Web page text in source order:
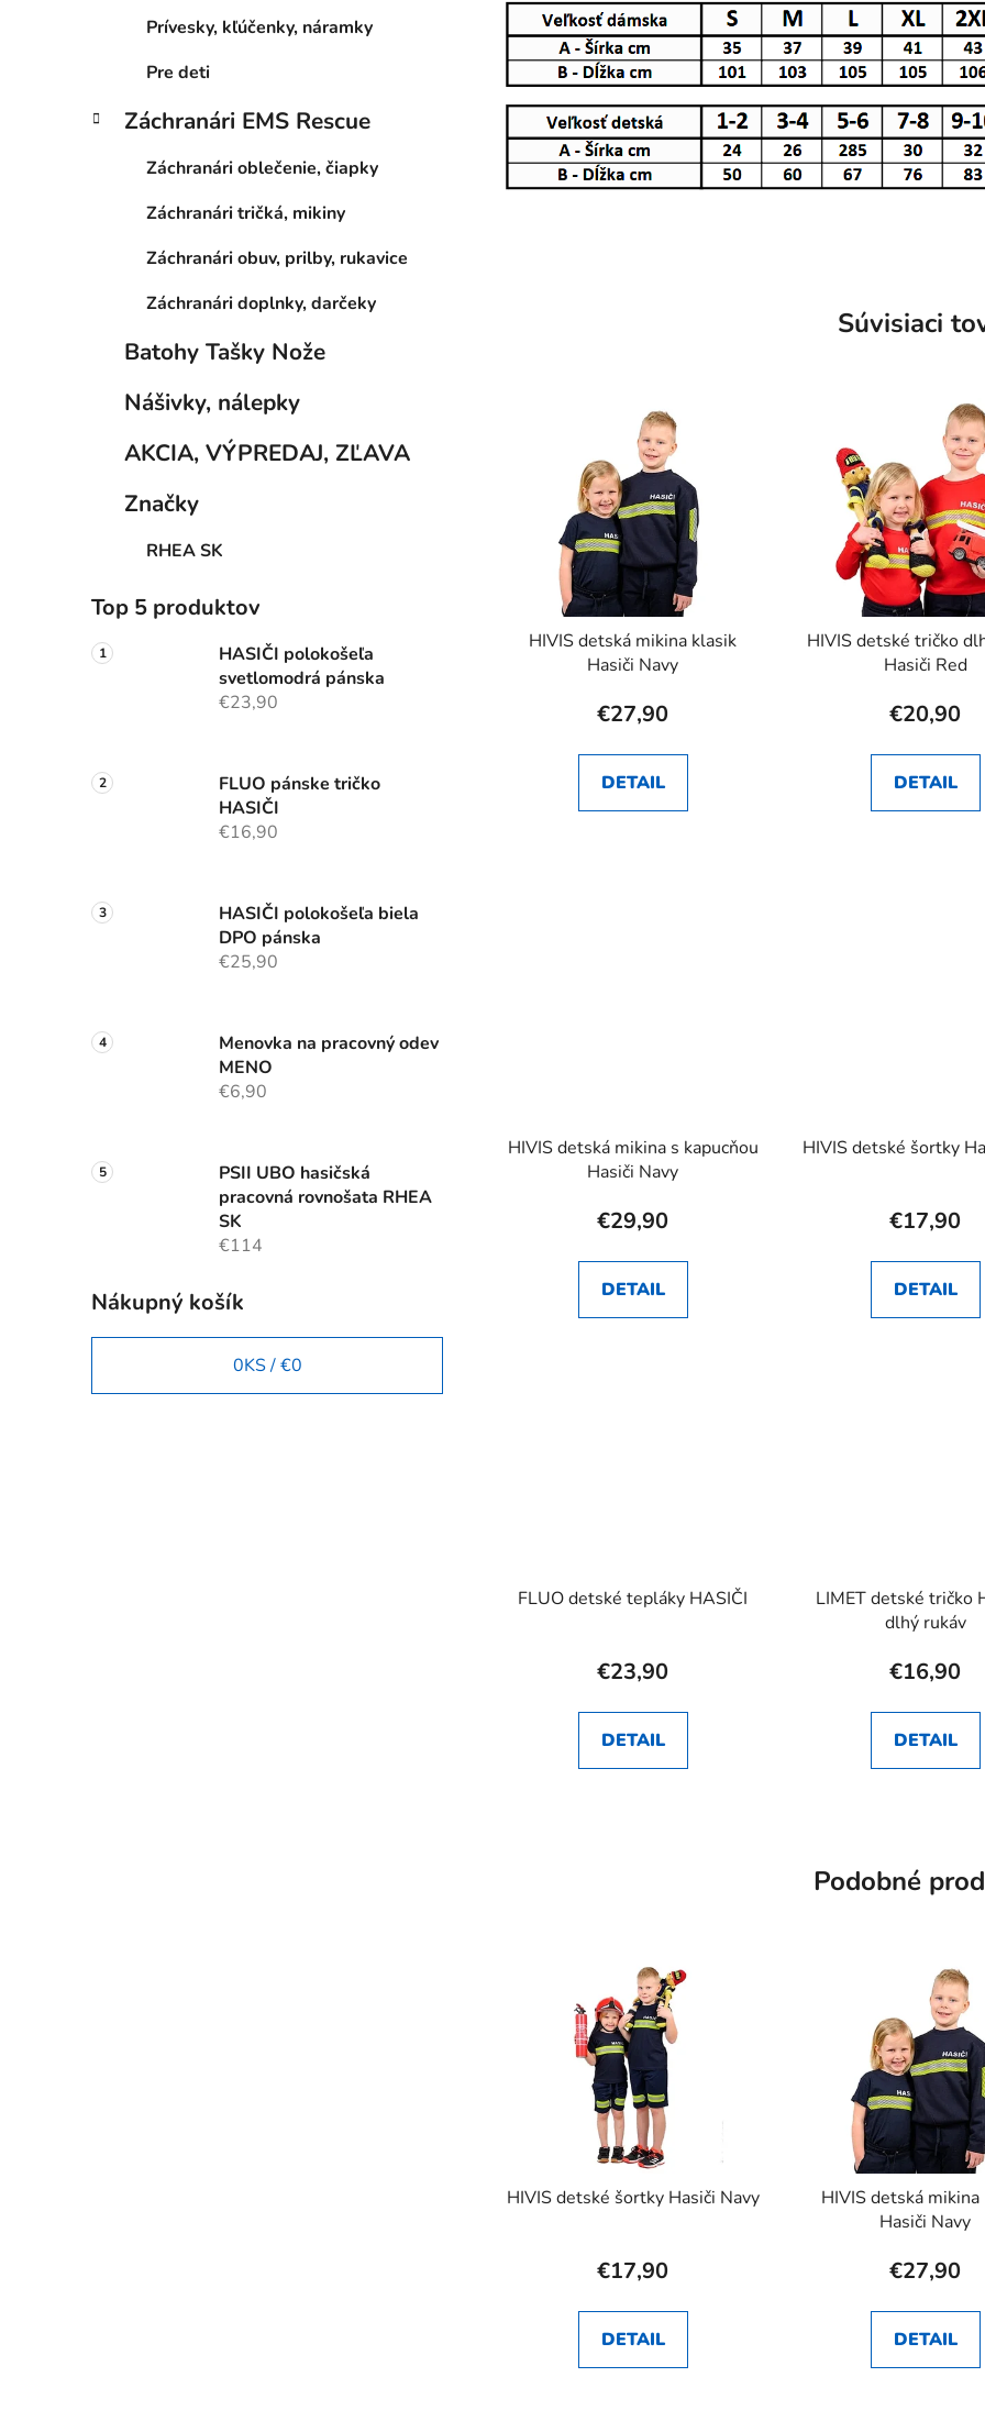
Prívesky, kľúčenky, náramky
Pre deti
Záchranári EMS Rescue
Záchranári oblečenie, čiapky
Záchranári tričká, mikiny
Záchranári obuv, prilby, rukavice
Záchranári doplnky, darčeky
Batohy Tašky Nože
Nášivky, nálepky
AKCIA, VÝPREDAJ, ZĽAVA
Značky
RHEA SK
Top 5 produktov
HASIČI polokošeľa
svetlomodrá pánska
€23,90
FLUO pánske tričko
HASIČI
€16,90
HASIČI polokošeľa biela
DPO pánska
€25,90
Menovka na pracovný odev
MENO
€6,90
PSII UBO hasičská
pracovná rovnošata RHEA
SK
€114
Nákupný košík
0KS /€0
Súvisiaci
HIVIS detská mikina klasik
Hasiči Navy
€27,90
DETAIL
HIVIS detské tričko
Hasiči Red
€20,90
DETAIL
HIVIS detská mikina s kapucňou
Hasiči Navy
€29,90
DETAIL
HIVIS detské šortky
€17,90
DETAIL
FLUO detské tepláky HASIČI
€23,90
DETAIL
LIMET detské tričko
dlhý rukáv
€16,90
DETAIL
Podobné
HIVIS detské šortky Hasiči Navy
€17,90
DETAIL
HIVIS detská
Hasiči Navy
€27,90
DETAIL